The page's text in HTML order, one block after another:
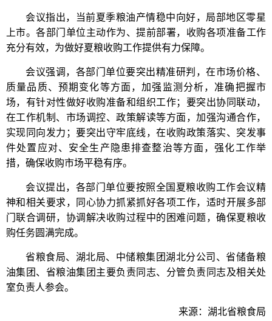
会议指出，当前夏季粮油产情稳中向好，局部地区零星
上市。各部门单位主动作为、提前部署，收购各项准备工作
充分有效，为做好夏粮收购工作提供有力保障。
会议强调，各部门单位要突出精准研判，在市场价格、
质量品质、预期变化等方面，加强监测分析，准确把握市
场，有针对性做好收购准备和组织工作；要突出协同联动，
在工作机制、市场调控、政策解读等方面，加强沟通合作，
实现同向发力；要突出守牢底线，在收购政策落实、突发事
件处置应对、安全生产隐患排查整治等方面，强化工作举
措，确保收购市场平稳有序。
会议提出，各部门单位要按照全国夏粮收购工作会议精
神和相关要求，同心协力抓紧抓好各项工作，适时开展多部
门联合调研，协调解决收购过程中的困难问题，确保夏粮收
购任务圆满完成。
省粮食局、湖北局、中储粮集团湖北分公司、省储备粮
油集团、省粮油集团主要负责同志、分管负责同志及相关处
室负责人参会。
来源：湖北省粮食局